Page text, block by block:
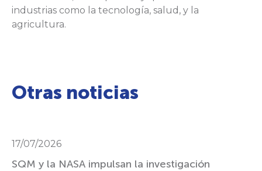
industrias como la tecnología, salud, y la
agricultura.
Otras noticias
17/07/2026
SQM y la NASA impulsan la investigación